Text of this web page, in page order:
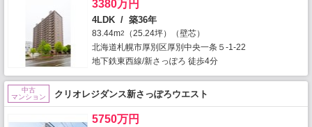
3380万円
4LDK / 築36年
83.44m2
（25.24坪）（壁芯）
北海道札幌市厚別区厚別中央一条５-1-22
地下鉄東西線/新さっぽろ 徒歩4分
中古
マンション
クリオレジダンス新さっぽろウエスト
5750万円